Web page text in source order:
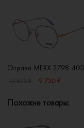
Оправа MEXX 2798 400
9 720 ₽
Похожие товары: